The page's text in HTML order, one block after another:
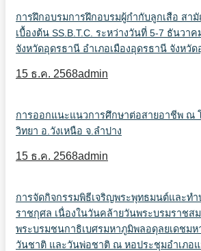
การฝึกอบรมการฝึกอบรมผู้กำกับลูกเสือ ส
เบื้องต้น SS.B.T.C. ระหว่างวันที่ 5-7 ธันวา
จังหวัดอุดรธานี อำเภอเมืองอุดรธานี จังหวั
15 ธ.ค. 2568admin
การออกแนะแนวการศึกษาต่อสายอาชีพ ณ โ
วิทยา อ.วังเหนือ จ.ลำปาง
15 ธ.ค. 2568admin
การจัดกิจกรรมพิธีเจริญพระพุทธมนต์และท
ราชกุศล เนื่องในวันคล้ายวันพระบรมราชส
พระบรมชนกาธิเบศรมหาภูมิพลอดุลยเดชม
วันชาติ และวันพ่อชาติ ณ หอประชุมอำเภอ